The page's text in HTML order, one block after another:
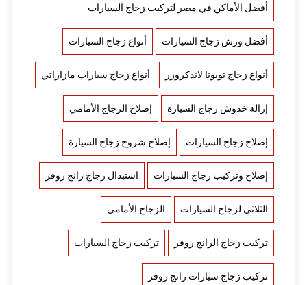
أفضل الأماكن في مصر لتركيب زجاج السيارات
أفضل ورش زجاج السيارات أنواع زجاج السيارات
أنواع زجاج تويوتا لاندكروزر أنواع زجاج سيارات مازاراتي
إزالة خدوش زجاج السيارة إصلاح الزجاج الأمامي
إصلاح زجاج السيارات إصلاح شروخ زجاج السيارة
إصلاح وتركيب زجاج السيارات استبدال زجاج رانج روفر
الثلاثي لزجاج السيارات الزجاج الأمامي
تركيب زجاج الرانج روفر تركيب زجاج السيارات
تركيب زجاج سيارات رانج روفر